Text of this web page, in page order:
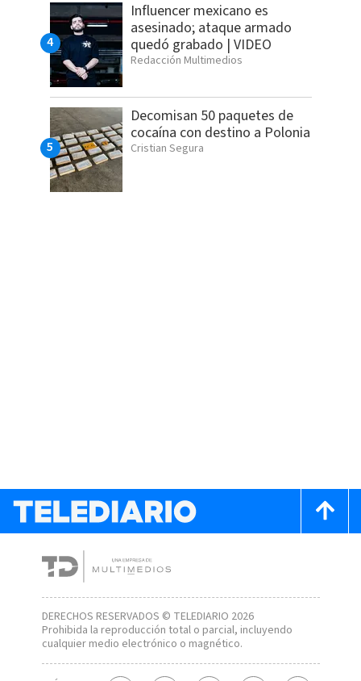
Influencer mexicano es
asesinado; ataque armado
quedó grabado | VIDEO
Redacción Multimedios
Decomisan 50 paquetes de
cocaína con destino a Polonia
Cristian Segura
DERECHOS RESERVADOS © TELEDIARIO 2026
Prohibida la reproducción total o parcial, incluyendo
cualquier medio electrónico o magnético.